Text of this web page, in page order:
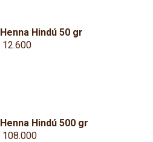
Henna Hindú 50 gr
12.600
Henna Hindú 500 gr
108.000